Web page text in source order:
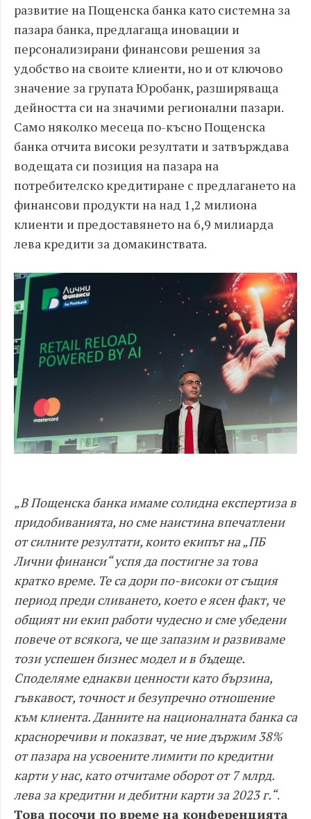
развитие на Пощенска банка като системна за
пазара банка, предлагаща иновации и
персонализирани финансови решения за
удобство на своите клиенти, но и от ключово
значение за групата Юробанк, разширяваща
дейността си на значими регионални пазари.
Само няколко месеца по-късно Пощенска
банка отчита високи резултати и затвърждава
водещата си позиция на пазара на
потребителско кредитиране с предлагането на
финансови продукти на над 1,2 милиона
клиенти и предоставянето на 6,9 милиарда
лева кредити за домакинствата.
„В Пощенска банка имаме солидна експертиза в
придобиванията, но сме наистина впечатлени
от силните резултати, които екипът на „ПБ
Лични финанси“ успя да постигне за това
кратко време. Те са дори по-високи от същия
период преди сливането, което е ясен факт, че
общият ни екип работи чудесно и сме убедени
повече от всякога, че ще запазим и развиваме
този успешен бизнес модел и в бъдеще.
Споделяме еднакви ценности като бързина,
гъвкавост, точност и безупречно отношение
към клиента. Данните на националната банка са
красноречиви и показват, че ние държим 38%
от пазара на усвоените лимити по кредитни
карти у нас, като отчитаме оборот от 7 млрд.
лева за кредитни и дебитни карти за 2023 г.“.
Това посочи по време на конференцията